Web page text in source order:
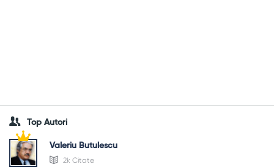
Top Autori
Valeriu Butulescu
2k Citate